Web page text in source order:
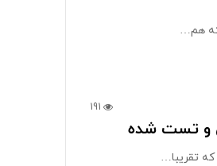
هم…
191
و تست شده
تقریبا…